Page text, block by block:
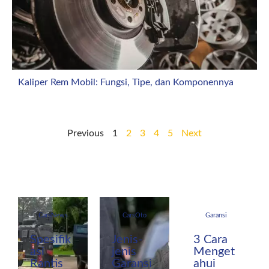
Kaliper Rem Mobil: Fungsi, Tipe, dan Komponennya
Previous 1 2 3 4 5 Next
CarsNews
Spesifik
asi
Rantis
CarsOto
Jenis-
jenis
Garansi
Garansi
3 Cara
Menget
ahui